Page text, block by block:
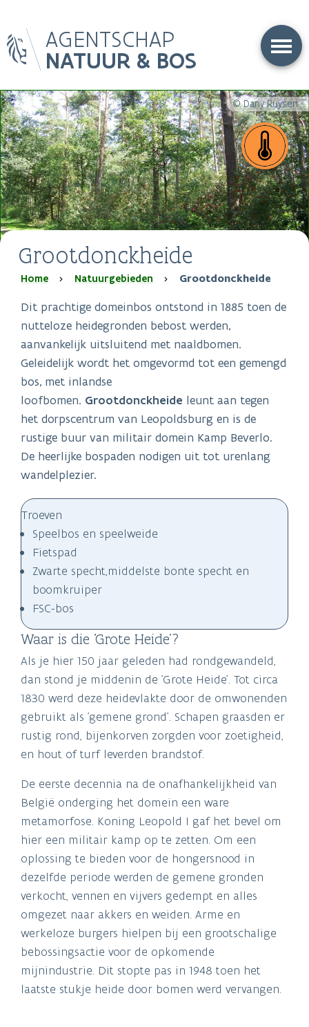
en
naar
gaan
AGENTSCHAP
NATUUR & BOS
© Dany Ruysen
Grootdonckheide
Kruimelpad
Home Natuurgebieden Grootdonckheide
Dit prachtige domeinbos ontstond in 1885 toen de
nutteloze heidegronden bebost werden,
aanvankelijk uitsluitend met naaldbomen.
Geleidelijk wordt het omgevormd tot een gemengd
bos, met inlandse
loofbomen. Grootdonckheide leunt aan tegen
het dorpscentrum van Leopoldsburg en is de
rustige buur van militair domein Kamp Beverlo.
De heerlijke bospaden nodigen uit tot urenlang
wandelplezier.
Troeven
Speelbos en speelweide
Fietspad
Zwarte specht,middelste bonte specht en
boomkruiper
FSC-bos
Waar is die 'Grote Heide'?
Als je hier 150 jaar geleden had rondgewandeld,
dan stond je middenin de 'Grote Heide'. Tot circa
1830 werd deze heidevlakte door de omwonenden
gebruikt als 'gemene grond'. Schapen graasden er
rustig rond, bijenkorven zorgden voor zoetigheid,
en hout of turf leverden brandstof.
De eerste decennia na de onafhankelijkheid van
België onderging het domein een ware
metamorfose. Koning Leopold I gaf het bevel om
hier een militair kamp op te zetten. Om een
oplossing te bieden voor de hongersnood in
dezelfde periode werden de gemene gronden
verkocht, vennen en vijvers gedempt en alles
omgezet naar akkers en weiden. Arme en
werkeloze burgers hielpen bij een grootschalige
bebossingsactie voor de opkomende
mijnindustrie. Dit stopte pas in 1948 toen het
laatste stukje heide door bomen werd vervangen.